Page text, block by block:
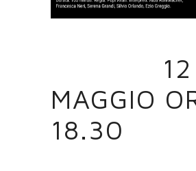
12
MAGGIO
18.30